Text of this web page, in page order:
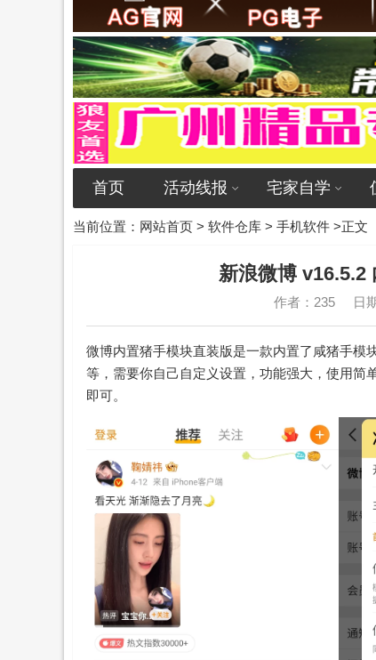
首页 活动线报 宅家自学
当前位置： 网站首页 > 软件仓库 > 手机软件 >正文
新浪微博 v16.5.2
作者：235 日
微博内置猪手模块直装版是一款内置了咸猪手模
等，需要你自己自定义设置，功能强大，使用简
即可。